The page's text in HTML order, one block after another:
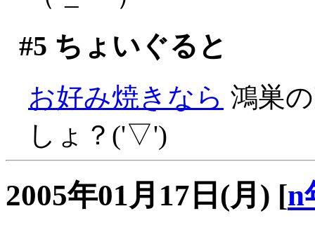
#5 ちょいぐると
お好み焼きなら 鴻巣
しょ？('▽')
2005年01月17日(月) [n